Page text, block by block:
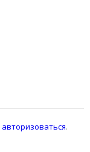
авторизоваться.